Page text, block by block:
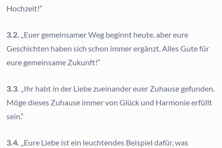
Hochzeit!“
3.2. „Euer gemeinsamer Weg beginnt heute, aber eure
Geschichten haben sich schon immer ergänzt. Alles Gute für
eure gemeinsame Zukunft!“
3.3. „Ihr habt in der Liebe zueinander euer Zuhause gefunden.
Möge dieses Zuhause immer von Glück und Harmonie erfüllt
sein.“
3.4. „Eure Liebe ist ein leuchtendes Beispiel dafür, was